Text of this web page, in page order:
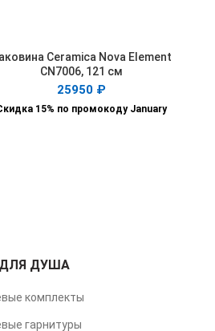
В КОРЗИНУ
Ceramica Nova Element
CN7006, 121 см
25950 ₽
15% по промокоду January
ДУША
комплекты
гарнитуры